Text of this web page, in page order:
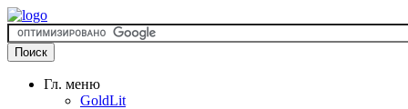
Гл. меню
GoldLit